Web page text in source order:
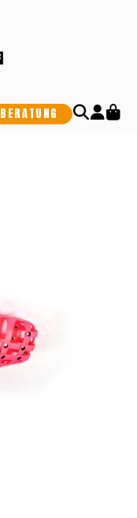
BERATUNG